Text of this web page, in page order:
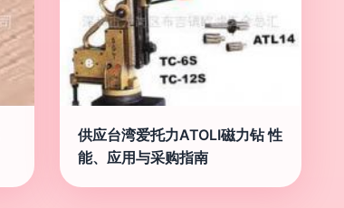
供应台湾爱托力ATOLI磁力钻 性
能、应用与采购指南